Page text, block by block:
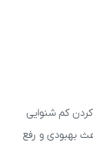
کم شنوایی
بهبودی و رفع